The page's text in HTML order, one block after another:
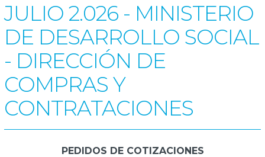
JULIO 2.026 - MINISTERIO
DE DESARROLLO SOCIAL
- DIRECCIÓN DE
COMPRAS Y
CONTRATACIONES
PEDIDOS DE COTIZACIONES